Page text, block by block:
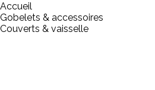
Accueil
Gobelets & accessoires
Couverts & vaisselle